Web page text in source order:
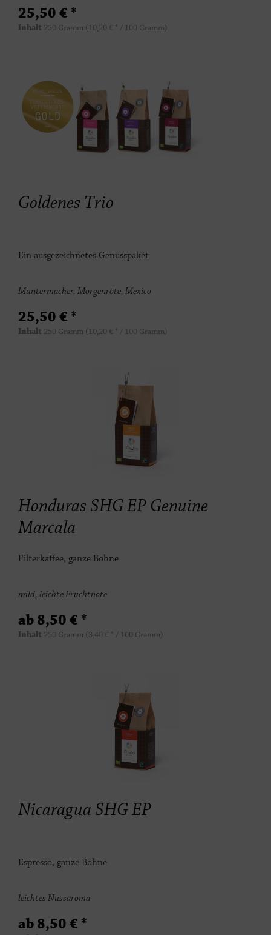
25,50 € *
Inhalt 250 Gramm (10,20 € * / 100 Gramm)
Goldenes Trio
Ein ausgezeichnetes Genusspaket
Muntermacher, Morgenröte, Mexico
25,50 € *
Inhalt 250 Gramm (10,20 € * / 100 Gramm)
Honduras SHG EP Genuine
Marcala
Filterkaffee, ganze Bohne
mild, leichte Fruchtnote
ab 8,50 € *
Inhalt 250 Gramm (3,40 € * / 100 Gramm)
Nicaragua SHG EP
Espresso, ganze Bohne
leichtes Nussaroma
ab 8,50 € *